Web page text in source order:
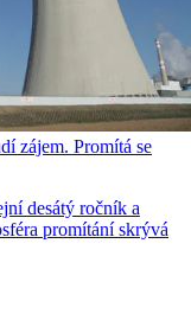
zájem. Promítá se
desátý ročník a
promítání skrývá